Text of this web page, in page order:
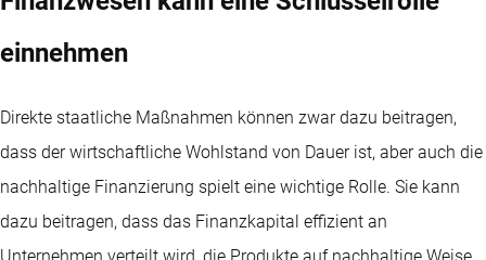
einnehmen
Direkte staatliche Maßnahmen können zwar dazu beitragen,
dass der wirtschaftliche Wohlstand von Dauer ist, aber auch die
nachhaltige Finanzierung spielt eine wichtige Rolle. Sie kann
dazu beitragen, dass das Finanzkapital effizient an